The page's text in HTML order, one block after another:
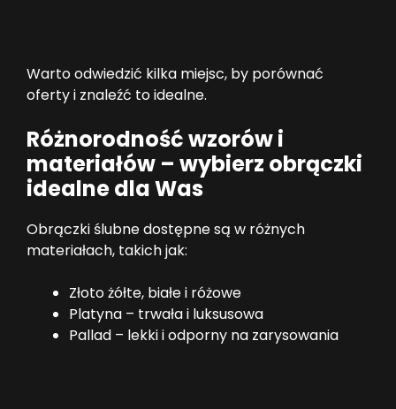
Warto odwiedzić kilka miejsc, by porównać
oferty i znaleźć to idealne.
Różnorodność wzorów i
materiałów – wybierz obrączki
idealne dla Was
Obrączki ślubne dostępne są w różnych
materiałach, takich jak:
Złoto żółte, białe i różowe
Platyna – trwała i luksusowa
Pallad – lekki i odporny na zarysowania